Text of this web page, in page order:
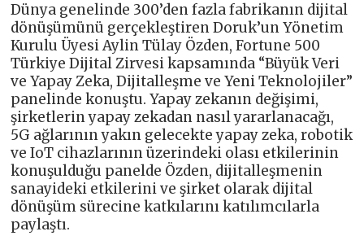
Dünya genelinde 300’den fazla fabrikanın dijital
dönüşümünü gerçekleştiren Doruk’un Yönetim
Kurulu Üyesi Aylin Tülay Özden, Fortune 500
Türkiye Dijital Zirvesi kapsamında “Büyük Veri
ve Yapay Zeka, Dijitalleşme ve Yeni Teknolojiler”
panelinde konuştu. Yapay zekanın değişimi,
şirketlerin yapay zekadan nasıl yararlanacağı,
5G ağlarının yakın gelecekte yapay zeka, robotik
ve IoT cihazlarının üzerindeki olası etkilerinin
konuşulduğu panelde Özden, dijitalleşmenin
sanayideki etkilerini ve şirket olarak dijital
dönüşüm sürecine katkılarını katılımcılarla
paylaştı.